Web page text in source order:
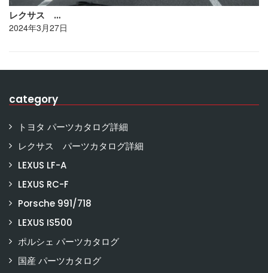
レクサス …
2024年3月27日
category
トヨタ パーツカタログ詳細
レクサス パーツカタログ詳細
LEXUS LF-A
LEXUS RC-F
Porsche 991/718
LEXUS IS500
ポルシェ パーツカタログ
国産 パーツカタログ